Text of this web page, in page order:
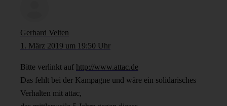
Gerhard Velten
1. März 2019 um 19:50 Uhr
Bitte verlinkt auf http://www.attac.de
Das fehlt bei der Kampagne und wäre ein solidarisches
Verhalten mit attac,